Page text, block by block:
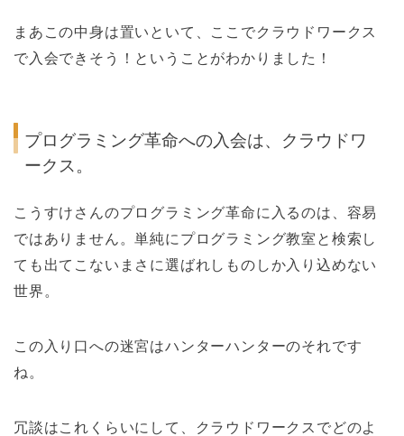
まあこの中身は置いといて、ここでクラウドワークス
で入会できそう！ということがわかりました！
プログラミング革命への入会は、クラウドワ
ークス。
こうすけさんのプログラミング革命に入るのは、容易
ではありません。単純にプログラミング教室と検索し
ても出てこないまさに選ばれしものしか入り込めない
世界。
この入り口への迷宮はハンターハンターのそれです
ね。
冗談はこれくらいにして、クラウドワークスでどのよ